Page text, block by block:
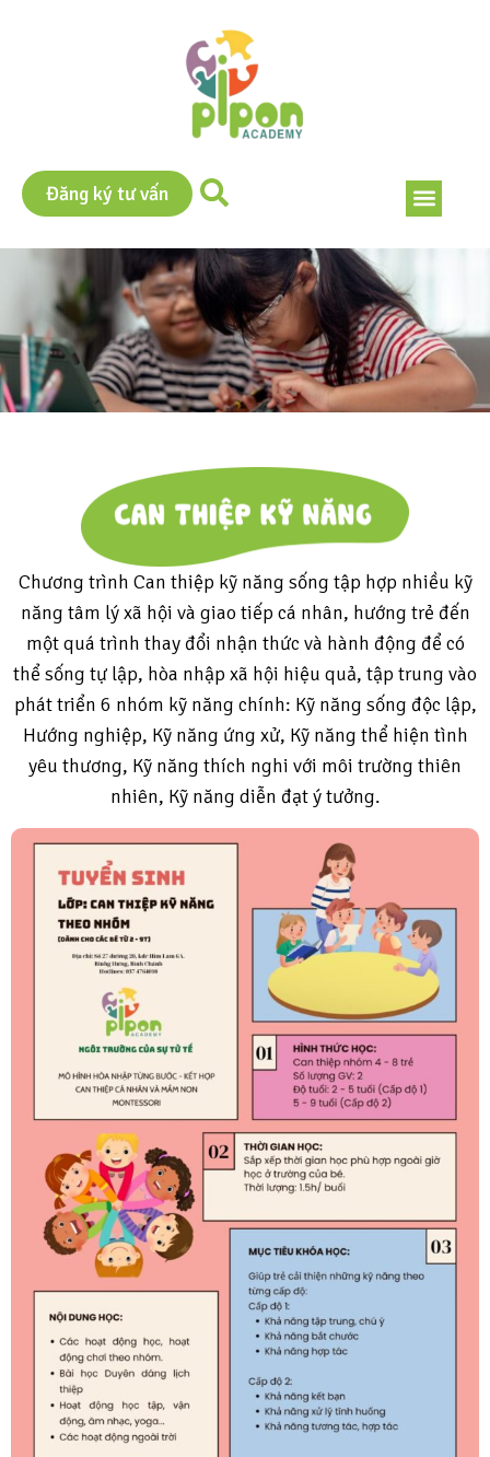
Đăng ký tư vấn
Chương trình Can thiệp kỹ năng sống tập hợp nhiều kỹ
năng tâm lý xã hội và giao tiếp cá nhân, hướng trẻ đến
một quá trình thay đổi nhận thức và hành động để có
thể sống tự lập, hòa nhập xã hội hiệu quả, tập trung vào
phát triển 6 nhóm kỹ năng chính: Kỹ năng sống độc lập,
Hướng nghiệp, Kỹ năng ứng xử, Kỹ năng thể hiện tình
yêu thương, Kỹ năng thích nghi với môi trường thiên
nhiên, Kỹ năng diễn đạt ý tưởng.